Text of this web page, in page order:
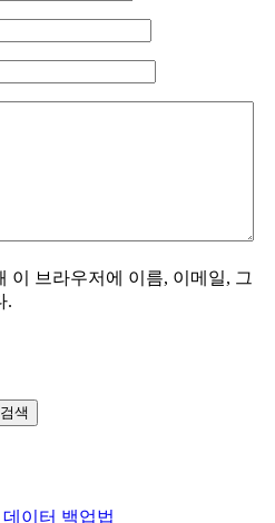
이 브라우저에 이름, 이메일, 그
.
검색
이터 백업법